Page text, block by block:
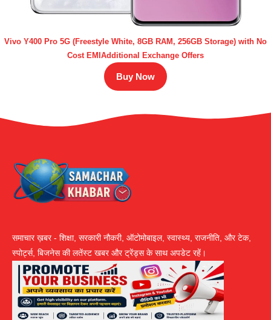
Vivo Y400 Pro 5G (Freestyle White, 8GB RAM, 256GB Storage) with No
Cost EMIAdditional Exchange Offers
Buy Now
समाचार ख़बर - शिक्षा, सरकारी नौकरी, ऑटोमोबाइल, स्वास्थ्य, राजनीति, और टेक,
स्पोर्ट्स, बिजनेस की लतेंस्ट खबर और ट्रेंड्स के साथ अपडेट रहें।